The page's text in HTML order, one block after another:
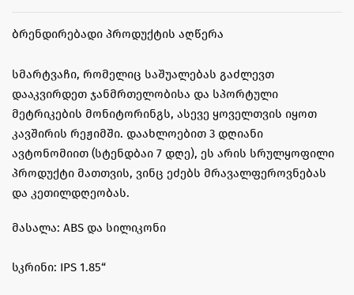
ᲑᲠᲔᲜᲓᲘᲠᲔᲑᲐᲓᲘ ᲞᲠᲝᲓᲣᲥᲢᲘᲡ ᲐᲦᲬᲔᲠᲐ
სმარტვაჩი, რომელიც საშუალებას გაძლევთ
დააკვირდეთ ჯანმრთელობისა და სპორტული
მეტრიკების მონიტორინგს, ასევე ყოველთვის იყოთ
კავშირის რეჟიმში. დაახლოებით 3 დღიანი
ავტონომიით (სტენდბაი 7 დღე), ეს არის სრულყოფილი
პროდუქტი მათთვის, ვინც ეძებს მრავალფეროვნებას
და კეთილდღეობას.
მასალა: ABS და სილიკონი
სკრინი: IPS 1.85“